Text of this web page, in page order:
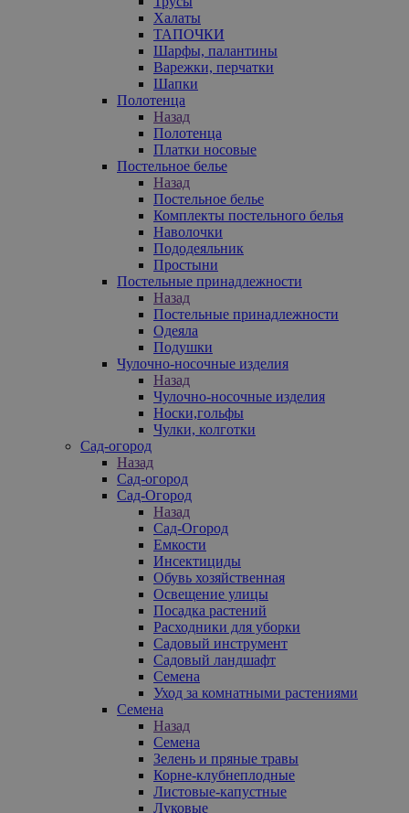
Халаты
ТАПОЧКИ
Шарфы, палантины
Варежки, перчатки
Шапки
Полотенца
Назад
Полотенца
Платки носовые
Постельное белье
Назад
Постельное белье
Комплекты постельного белья
Наволочки
Пододеяльник
Простыни
Постельные принадлежности
Назад
Постельные принадлежности
Одеяла
Подушки
Чулочно-носочные изделия
Назад
Чулочно-носочные изделия
Носки,гольфы
Чулки, колготки
Сад-огород
Назад
Сад-огород
Сад-Огород
Назад
Сад-Огород
Емкости
Инсектициды
Обувь хозяйственная
Освещение улицы
Посадка растений
Расходники для уборки
Садовый инструмент
Садовый ландшафт
Семена
Уход за комнатными растениями
Семена
Назад
Семена
Зелень и пряные травы
Корне-клубнеплодные
Листовые-капустные
Луковые